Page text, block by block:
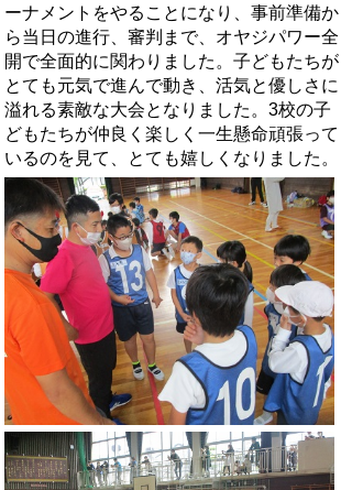
ーナメントをやることになり、事前準備か
ら当日の進行、審判まで、オヤジパワー全
開で全面的に関わりました。子どもたちが
とても元気で進んで動き、活気と優しさに
溢れる素敵な大会となりました。3校の子
どもたちが仲良く楽しく一生懸命頑張って
いるのを見て、とても嬉しくなりました。